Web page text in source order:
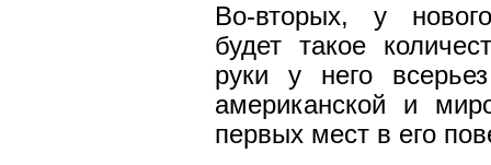
Во-вторых, у
будет такое
руки у него
американской и
первых мест в его